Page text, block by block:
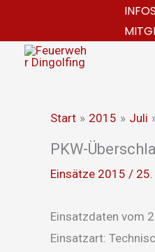
springen
Start 2015 Juli
PKW-
Einsätze 2015 /
Einsatzdaten vom
Einsatzart: